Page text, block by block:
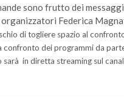
sono frutto dei
Federica
di togliere spazio al
confronto dei programmi da
sarà in diretta streaming sul